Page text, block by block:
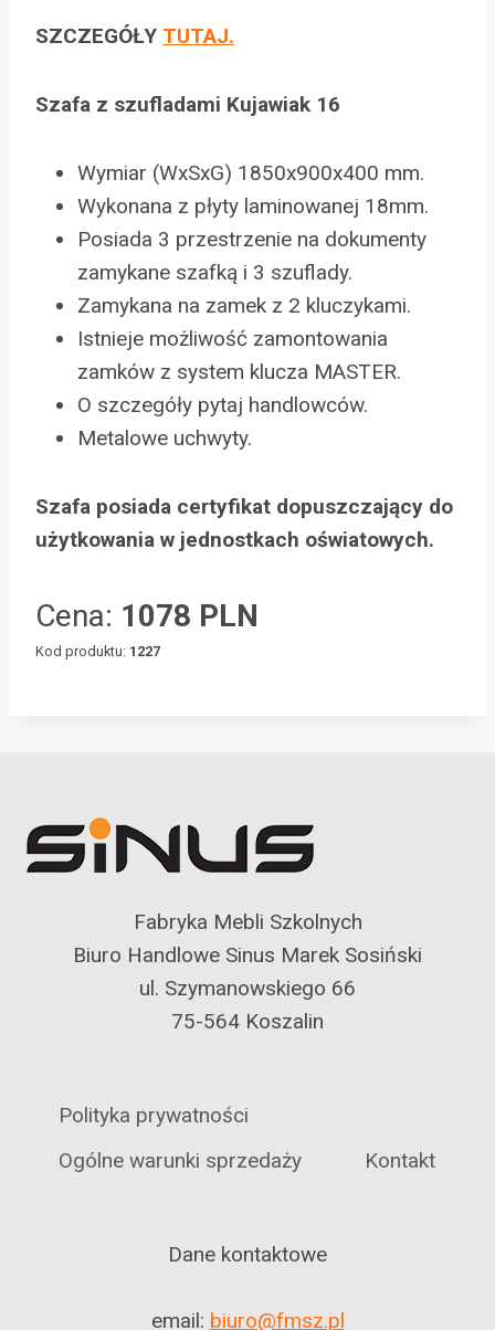
SZCZEGÓŁY TUTAJ.
Szafa z szufladami Kujawiak 16
Wymiar (WxSxG) 1850x900x400 mm.
Wykonana z płyty laminowanej 18mm.
Posiada 3 przestrzenie na dokumenty
zamykane szafką i 3 szuflady.
Zamykana na zamek z 2 kluczykami.
Istnieje możliwość zamontowania
zamków z system klucza MASTER.
O szczegóły pytaj handlowców.
Metalowe uchwyty.
Szafa posiada certyfikat dopuszczający do
użytkowania w jednostkach oświatowych.
Cena: 1078 PLN
Kod produktu: 1227
Fabryka Mebli Szkolnych
Biuro Handlowe Sinus Marek Sosiński
ul. Szymanowskiego 66
75-564 Koszalin
Polityka prywatności
Ogólne warunki sprzedaży
Kontakt
Dane kontaktowe
email: biuro@fmsz.pl